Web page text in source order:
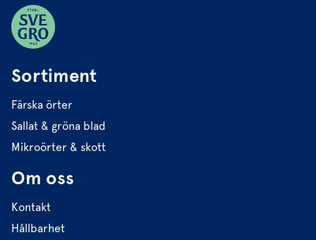
Sortiment
Färska örter
Sallat & gröna blad
Mikroörter & skott
Om oss
Kontakt
Hållbarhet